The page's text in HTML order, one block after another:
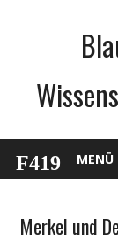
MENÜ
Gesellschaft
Merkel und